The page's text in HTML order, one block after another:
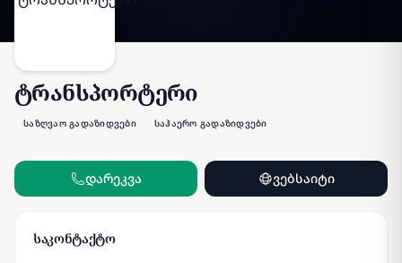
ტრანსპორტერი
საზღვაო გადაზიდვები საჰაერო გადაზიდვები
დარეკვა ვებსაიტი
საკონტაქტო